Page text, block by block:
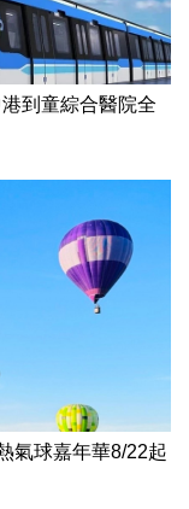
到童綜合醫院全
氣球嘉年華8/22起